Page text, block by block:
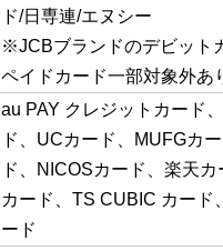
ド/日専連/エヌシー
※JCBブランドのデビット
ペイドカード一部対象外あ
au PAY クレジットカード
ド、UCカード、MUFGカ
ド、NICOSカード、楽天
カード、TS CUBIC カード
ード